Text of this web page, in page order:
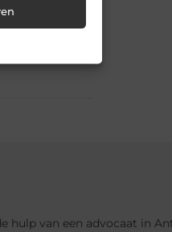
Email
hulp van een advocaat in